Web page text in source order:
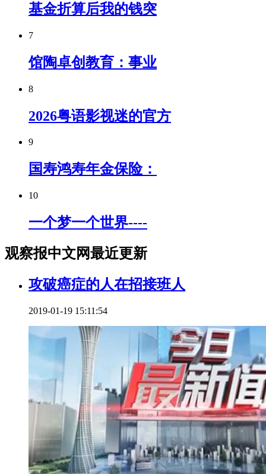
基金折算后我的钱突
7
馆陶卓创教育：事业
8
2026粤语影视迷的官方
9
国寿鸿寿年金保险：
10
一个梦一个世界----
观察报中文网最近更新
攻破癌症的人在招接班人
2019-01-19 15:11:54